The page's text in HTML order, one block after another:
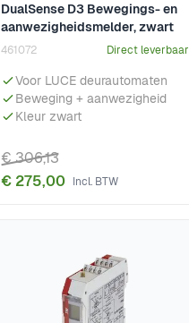
DualSense D3 Bewegings- en
aanwezigheidsmelder, zwart
461072 Direct leverbaar
Voor LUCE deurautomaten
Beweging + aanwezigheid
Kleur zwart
€ 275,00
€ 306,13